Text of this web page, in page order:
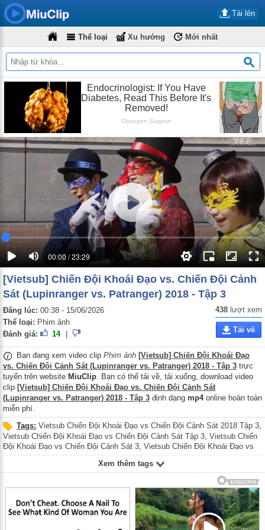
Tải lên
Thể loại Xu hướng Mới nhất
00:00 / 23:29
[Vietsub] Chiến Đội Khoái Đạo vs. Chiến Đội Cảnh
Sát (Lupinranger vs. Patranger) 2018 - Tập 3
Đăng lúc: 00:38 - 15/06/2026
Thể loại: Phim ảnh
Đánh giá:
14
438 lượt xem
Tải về
Bạn đang xem video clip Phim ảnh [Vietsub] Chiến Đội Khoái Đạo
vs. Chiến Đội Cảnh Sát (Lupinranger vs. Patranger) 2018 - Tập 3 trực
tuyến trên website MiuClip. Bạn có thể tải về, tải xuống, download video
clip [Vietsub] Chiến Đội Khoái Đạo vs. Chiến Đội Cảnh Sát
(Lupinranger vs. Patranger) 2018 - Tập 3 định dạng mp4online hoàn toàn
miễn phí.
Tags: Vietsub Chiến Đội Khoái Đạo vs Chiến Đội Cảnh Sát 2018 Tập 3,
Vietsub Chiến Đội Khoái Đạo vs Chiến Đội Cảnh Sát Tập 3 Vietsub Chiến
Đội Khoái Đạo vs Chiến Đội Cảnh Sát 3 Vietsub Chiến Đội Khoái Đạo vs
Chiến Đội Cảnh Sát 2018,Vietsub Chiến Đội Khoái Đạo vs Chiến Đội Cảnh
Vietsub Kaitou Sentai Lupinranger vs Keisatsu Sentai Patranger 2018
Vietsub Kaitou Sentai Lupinranger vs Keisatsu Sentai Patranger Tập
3,Vietsub Kaitou Sentai Lupinranger vs Keisatsu Sentai Patranger 3,
Vietsub Kaitou Sentai Lupinranger vs Keisatsu Sentai Patranger 2018,
Vietsub Kaitou Sentai Lupinranger vs Keisatsu Sentai Patranger,vietsub
chiến đội khoái đạo vs chiến đội cảnh sát 2018 tập 3,vietsub chiến đội
khoái đạo vs chiến đội cảnh sát tập 3
,vietsub chiến đội khoái đạo vs chiến
Xem thêm tags